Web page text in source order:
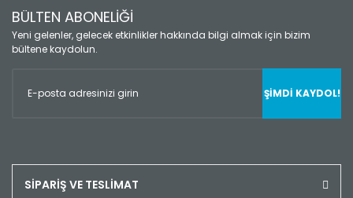
BÜLTEN ABONELİĞİ
Yeni gelenler, gelecek etkinlikler hakkında bilgi almak için bizim
bültene kaydolun.
ŞİMDİ KAYDOL!
SİPARİŞ VE TESLİMAT